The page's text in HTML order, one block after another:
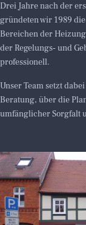
Drei Jahre nach der
gründeten wir 1989
Bereichen der
der Regelungs‑ und
professionell.
Unser Team setzt
Beratung, über die
umfänglicher Sorgfalt